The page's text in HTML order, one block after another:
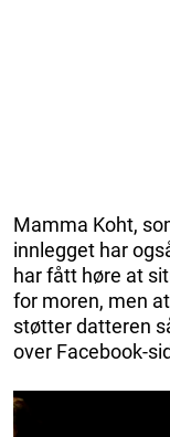
Mamma Koht,
innlegget har
har fått høre at
for moren, men
støtter datteren
over Facebook-